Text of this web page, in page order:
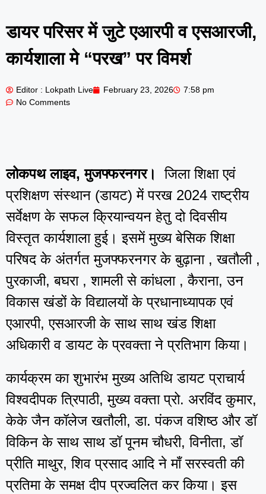
डायर परिसर में जुटे एआरपी व एसआरजी,
कार्यशाला मे “परख” पर विमर्श
Editor : Lokpath Live February 23, 2026
7:58 pm
No Comments
लोकपथ लाइव, मुजफ्फरनगर।
जिला शिक्षा एवं
प्रशिक्षण संस्थान (डायट) में परख 2024 राष्ट्रीय
सर्वेक्षण के सफल क्रियान्वयन हेतु दो दिवसीय
विस्तृत कार्यशाला हुई। इसमें मुख्य बेसिक शिक्षा
परिषद के अंतर्गत मुजफ्फरनगर के बुढ़ाना , खतौली ,
पुरकाजी, बघरा , शामली से कांधला , कैराना, उन
विकास खंडों के विद्यालयों के प्रधानाध्यापक एवं
एआरपी, एसआरजी के साथ साथ खंड शिक्षा
अधिकारी व डायट के प्रवक्ता ने प्रतिभाग किया।
कार्यक्रम का शुभारंभ मुख्य अतिथि डायट प्राचार्य
विश्वदीपक त्रिपाठी, मुख्य वक्ता प्रो. अरविंद कुमार,
केके जैन कॉलेज खतौली, डा. पंकज वशिष्ठ और डॉ
विकिन के साथ साथ डॉ पूनम चौधरी, विनीता, डॉ
प्रीति माथुर, शिव प्रसाद आदि ने माँ सरस्वती की
प्रतिमा के समक्ष दीप प्रज्वलित कर किया। इस